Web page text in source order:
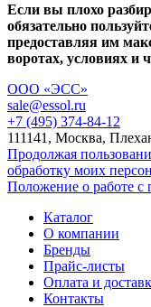
Если вы плохо
обязательно
предоставляя им
воротах, условиях и
ООО «ЭСС»
sale@essol.ru
+7 (495) 374-84-12
111141, Москва,
Продолжая
обработку моих
Положение о работе
Каталог
О компании
Бренды
Прайс-листы
Оплата и
Контакты